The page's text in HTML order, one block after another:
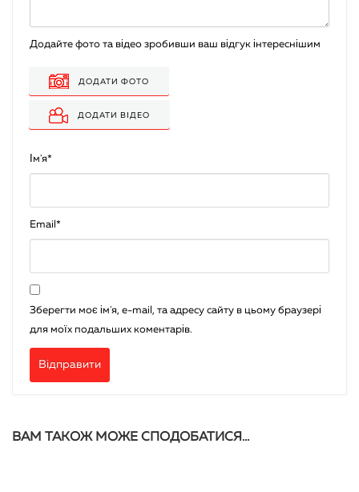
Додайте фото та відео зробивши ваш відгук інтереснішим
ДОДАТИ ФОТО
ДОДАТИ ВІДЕО
Ім'я*
Email *
Зберегти моє ім'я, e-mail, та адресу сайту в цьому браузері
для моїх подальших коментарів.
ВАМ ТАКОЖ МОЖЕ СПОДОБАТИСЯ…